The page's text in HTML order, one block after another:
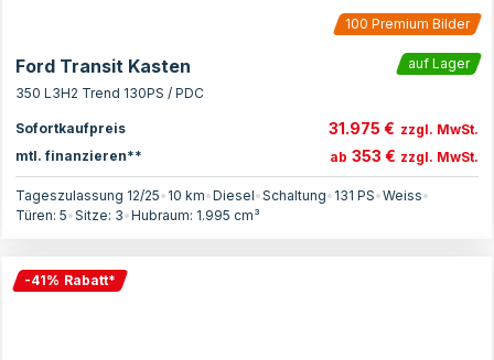
100 Premium Bilder
Ford Transit Kasten
auf Lager
350 L3H2 Trend 130PS / PDC
Sofortkaufpreis 31.975 € zzgl. MwSt.
mtl. finanzieren**
ab 353 € zzgl. MwSt.
Tageszulassung 12/25• 10 km•Diesel•Schaltung• 131 PS•Weiss•
Türen: 5•Sitze: 3•Hubraum: 1.995 cm³
-41% Rabatt*